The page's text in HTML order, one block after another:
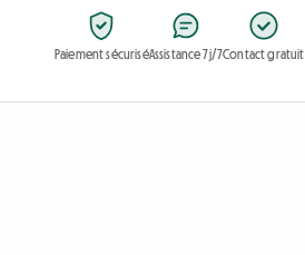
Paiement sécuriséAssistance 7j/7Contact gratuit